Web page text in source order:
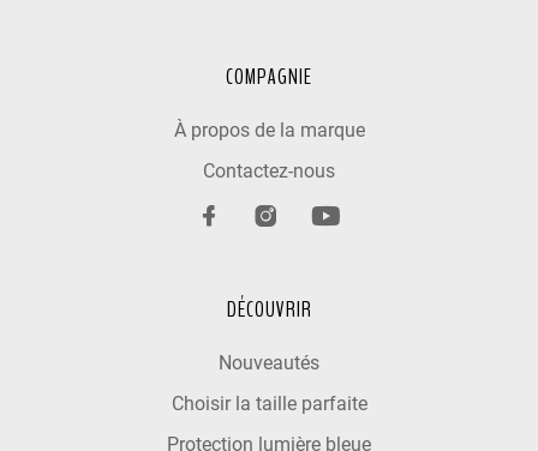
COMPAGNIE
À propos de la marque
Contactez-nous
DÉCOUVRIR
Nouveautés
Choisir la taille parfaite
Protection lumière bleue